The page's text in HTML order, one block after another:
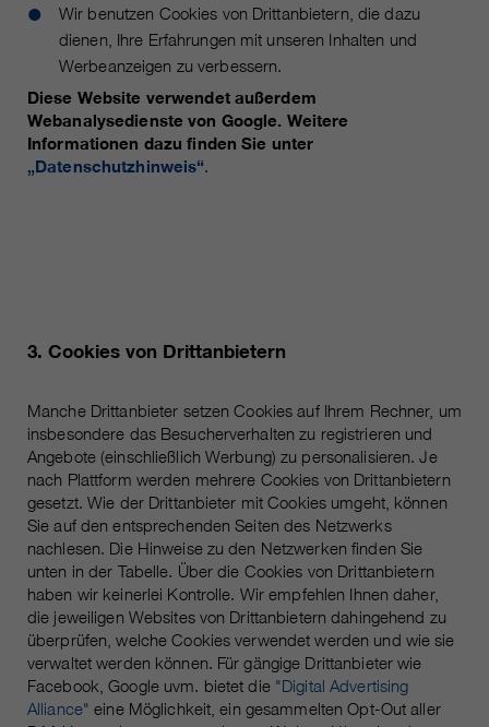
Wir benutzen Cookies von Drittanbietern, die dazu
dienen, Ihre Erfahrungen mit unseren Inhalten und
Werbeanzeigen zu verbessern.
Diese Website verwendet außerdem
Webanalysedienste von Google. Weitere
Informationen dazu finden Sie unter
„Datenschutzhinweis“.
3. Cookies von Drittanbietern
Manche Drittanbieter setzen Cookies auf Ihrem Rechner, um
insbesondere das Besucherverhalten zu registrieren und
Angebote (einschließlich Werbung) zu personalisieren. Je
nach Plattform werden mehrere Cookies von Drittanbietern
gesetzt. Wie der Drittanbieter mit Cookies umgeht, können
Sie auf den entsprechenden Seiten des Netzwerks
nachlesen. Die Hinweise zu den Netzwerken finden Sie
unten in der Tabelle. Über die Cookies von Drittanbietern
haben wir keinerlei Kontrolle. Wir empfehlen Ihnen daher,
die jeweiligen Websites von Drittanbietern dahingehend zu
überprüfen, welche Cookies verwendet werden und wie sie
verwaltet werden können. Für gängige Drittanbieter wie
Facebook, Google uvm. bietet die "Digital Advertising
Alliance" eine Möglichkeit, ein gesammelten Opt-Out aller